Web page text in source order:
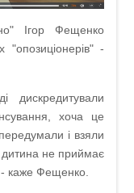
Ігор Фещенко
"опозиціонерів" -
дискредитували
хоча це
і взяли
дитина не приймає
каже Фещенко.